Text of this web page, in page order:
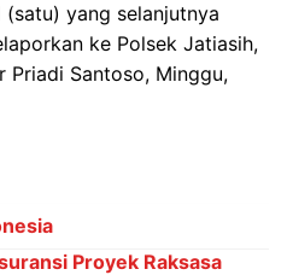
yang selanjutnya
ke Polsek Jatiasih,
Priadi Santoso, Minggu,
Proyek Raksasa